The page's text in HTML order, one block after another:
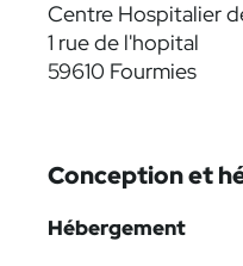
Centre Hospitalier
1 rue de l'hopital
59610 Fourmies
Conception et
Hébergement